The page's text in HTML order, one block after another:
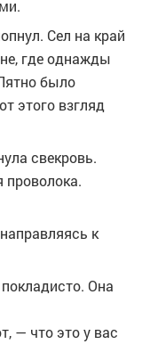
Сел на край
где однажды
было
этого взгляд
свекровь.
проволока.
к
Она
— что это у вас